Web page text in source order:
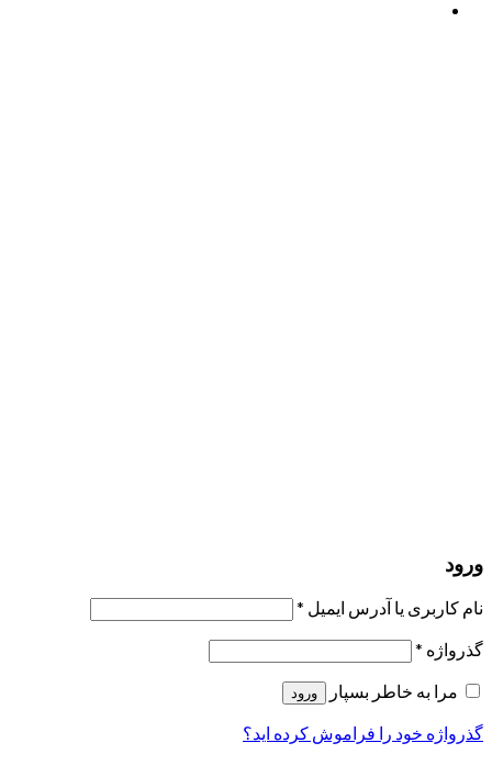
ورود
نام کاربری یا آدرس ایمیل *
گذرواژه *
مرا به خاطر بسپار
ورود
گذرواژه خود را فراموش کرده اید؟